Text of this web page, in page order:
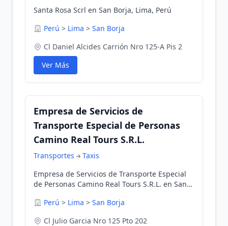
Santa Rosa Scrl en San Borja, Lima, Perú
Perú > Lima > San Borja
Cl Daniel Alcides Carrión Nro 125-A Pis 2
Ver Más
Empresa de Servicios de
Transporte Especial de Personas
Camino Real Tours S.R.L.
Transportes
Taxis
Empresa de Servicios de Transporte Especial
de Personas Camino Real Tours S.R.L. en San
Perú > Lima > San Borja
Cl Julio Garcia Nro 125 Pto 202